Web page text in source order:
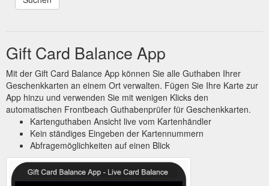
Gift Card Balance App
Mit der Gift Card Balance App können Sie alle Guthaben Ihrer
Geschenkkarten an einem Ort verwalten. Fügen Sie Ihre Karte zur
App hinzu und verwenden Sie mit wenigen Klicks den
automatischen Frontbeach Guthabenprüfer für Geschenkkarten.
Kartenguthaben Ansicht live vom Kartenhändler
Kein ständiges Eingeben der Kartennummern
Abfragemöglichkeiten auf einen Blick